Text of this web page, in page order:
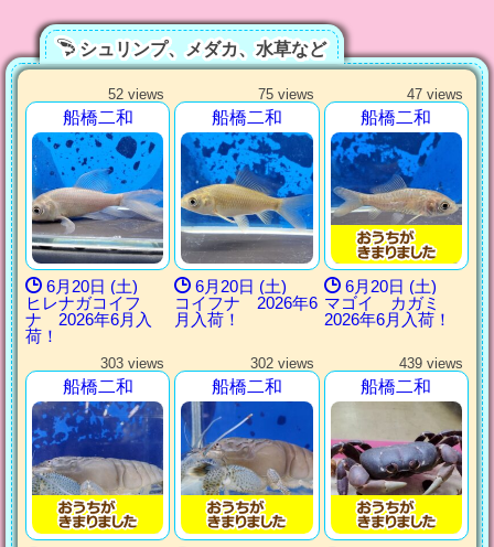
シュリンプ、メダカ、水草など
52 views
船橋二和
6月20日 (土)
ヒレナガコイフ
ナ 2026年6月入
荷！
75 views
船橋二和
6月20日 (土)
コイフナ 2026年6
月入荷！
47 views
船橋二和
6月20日 (土)
マゴイ カガミ
2026年6月入荷！
303 views
船橋二和
302 views
船橋二和
439 views
船橋二和